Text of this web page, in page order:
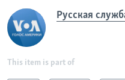
Русская
This item is part of